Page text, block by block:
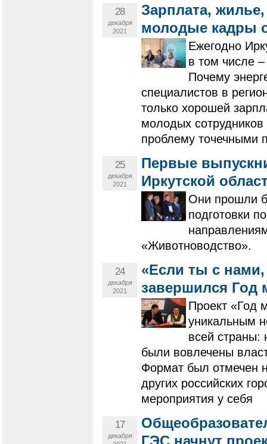
28
декабря
2021
Зарплата,
молодые кадры
Ежегодно
в том числе
Почему
специалистов в
только хорошей
молодых
проблему точечными
25
декабря
2021
Первые
Иркутской
Они прошли
подготовки
«Животноводство».
24
декабря
2021
«Если ты с
завершился Год
Проект «Год
уникальным
всей страны:
были вовлечены
Формат был отмечен
других российских
мероприятия у себя
17
декабря